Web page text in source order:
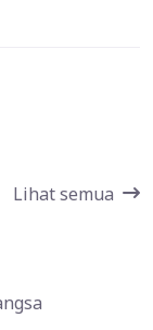
Lihat semua